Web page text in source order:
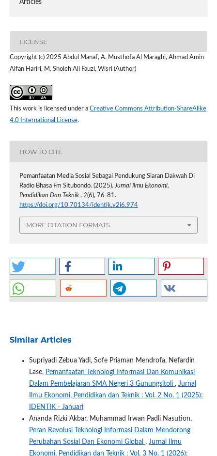
Articles
LICENSE
Copyright (c) 2025 Abdul Manaf, A. Musthofa Al Maraghi, Ahmad Amin
Alfan Hariri, M. Sholeh Ali Fauzi, Wisri (Author)
This work is licensed under a Creative Commons Attribution-ShareAlike
4.0 International License.
HOW TO CITE
Pemanfaatan Media Sosial Sebagai Pendukung Siaran Dakwah Di
Radio Bhasa Fm Situbondo. (2025).Jurnal Ilmu Ekonomi,
Pendidikan Dan Teknik , 2(6), 76-81.
https://doi.org/10.70134/identik.v2i6.974
MORE CITATION FORMATS
Similar Articles
Supriyadi Zebua Yadi, Sofe Priaman Mendrofa, Nefardin
Lase, Pemanfaatan Teknologi Informasi Dan Komunikasi
Dalam Pembelajaran SMA Negeri 3 Gunungsitoli , Jurnal
Ilmu Ekonomi, Pendidikan dan Teknik : Vol. 2 No. 1 (2025):
IDENTIK - Januari
Ananda Rizki Akbar, Muhammad Irwan Padli Nasution,
Peran Revolusi Teknologi Informasi Dalam Mendorong
Perubahan Sosial Dan Ekonomi Global , Jurnal Ilmu
Ekonomi, Pendidikan dan Teknik : Vol. 3 No. 1 (2026):